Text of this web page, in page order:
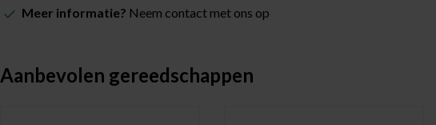
Meer informatie? Neem contact met ons op
Aanbevolen gereedschappen